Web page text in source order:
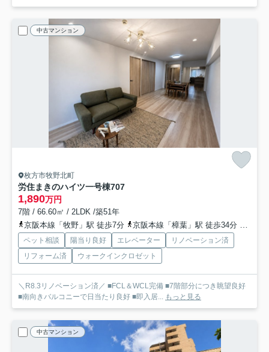
中古マンション
枚方市牧野北町
労住まきのハイツ一号棟707
1,890万円
7階 / 66.60㎡ / 2LDK /築51年
京阪本線「牧野」駅 徒歩7分
京阪本線「樟葉」駅 徒歩34分
ペット相談 陽当り良好 エレベーター
リノベーション済
リフォーム済
ウォークインクロゼット
＼R8.3リノベーション済／ ■FCL＆WCL完備 ■7階部分につき眺望良好
■南向きバルコニーで日当たり良好 ■即入居... もっと見る
中古マンション